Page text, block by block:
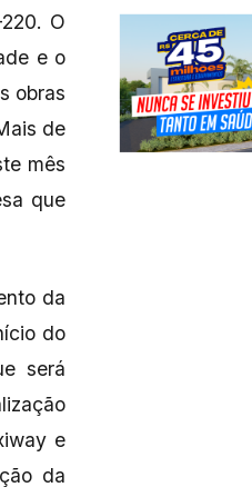
O
e o
obras
de
mês
que
da
do
será
e
da